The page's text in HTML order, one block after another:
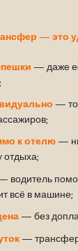
— это
— даже
—
к отелю—
отдыха;
водитель
всё в машине;
— без
—